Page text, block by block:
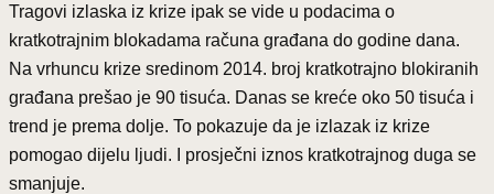
Tragovi izlaska iz krize ipak se vide u podacima o
kratkotrajnim blokadama računa građana do godine dana.
Na vrhuncu krize sredinom 2014. broj kratkotrajno blokiranih
građana prešao je 90 tisuća. Danas se kreće oko 50 tisuća i
trend je prema dolje. To pokazuje da je izlazak iz krize
pomogao dijelu ljudi. I prosječni iznos kratkotrajnog duga se
smanjuje.